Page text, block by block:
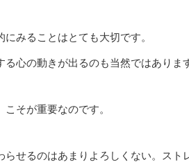
みることはとても大切です。
心の動きが出るのも当然ではありま
そが重要なのです。
せるのはあまりよろしくない。スト